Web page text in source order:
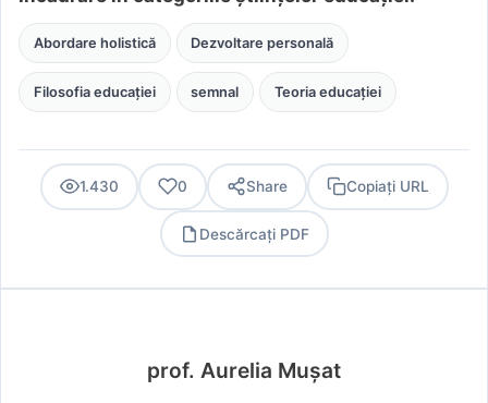
Abordare holistică Dezvoltare personală
Filosofia educației semnal Teoria educației
1.430 0 Share Copiați URL
Descărcați PDF
prof. Aurelia Mușat